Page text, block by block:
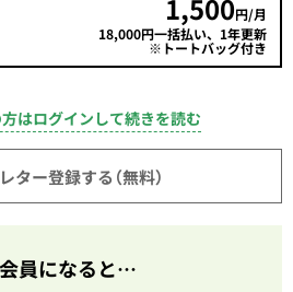
1,500円/月
18,000円一括払い、1年更新
※トートバッグ付き
はログインして続きを読む
ター登録する（無料）
員になると…